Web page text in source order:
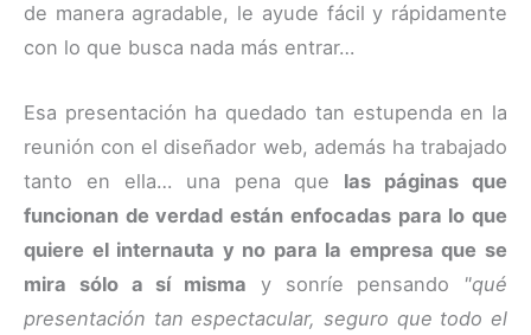
de manera agradable, le ayude fácil y rápidamente
con lo que busca nada más entrar…
Esa presentación ha quedado tan estupenda en la
reunión con el diseñador web, además ha trabajado
tanto en ella… una pena que las páginas que
funcionan de verdad están enfocadas para lo que
quiere el internauta y no para la empresa que se
mira sólo a sí misma y sonríe pensando "qué
presentación tan espectacular, seguro que todo el